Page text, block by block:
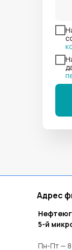
Адрес
5-й
Пн-Пт —